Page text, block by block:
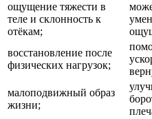
ощущение тяжести в
теле и склонность к
отёкам;
восстановление после
физических нагрузок;
малоподвижный образ
жизни;